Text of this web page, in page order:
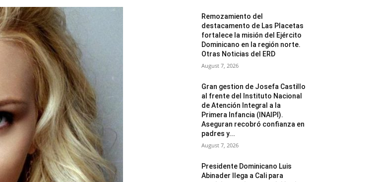
Remozamiento del
destacamento de Las Placetas
fortalece la misión del Ejército
Dominicano en la región norte.
Otras Noticias del ERD
August 7, 2026
Gran gestion de Josefa Castillo
al frente del Instituto Nacional
de Atención Integral a la
Primera Infancia (INAIPI).
Aseguran recobró confianza en
padres y...
August 7, 2026
Presidente Dominicano Luis
Abinader llega a Cali para